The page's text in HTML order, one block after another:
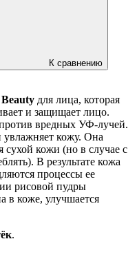
К сравнению
для лица, которая
и защищает лицо.
вредных УФ-лучей.
увлажняет кожу. Она
сухой кожи (но в случае с
В результате кожа
процессы ее
рисовой пудры
в коже, улучшается
.